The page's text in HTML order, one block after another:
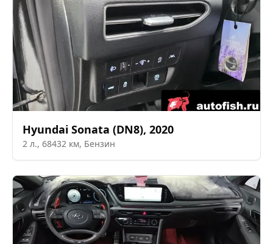
Hyundai Sonata (DN8), 2020
2 л., 68432 км, Бензин